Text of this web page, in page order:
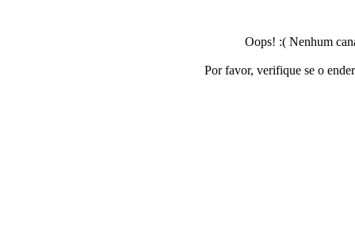
Oops! :( Nenhum
Por favor, verifique se o